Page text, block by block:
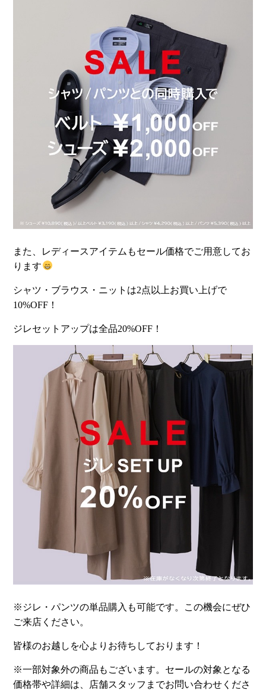
また、レディースアイテムもセール価格でご用意してお
ります
シャツ・ブラウス・ニットは2点以上お買い上げで
10%OFF！
ジレセットアップは全品20%OFF！
※ジレ・パンツの単品購入も可能です。この機会にぜひ
ご来店ください。
皆様のお越しを心よりお待ちしております！
※一部対象外の商品もございます。セールの対象となる
価格帯や詳細は、店舗スタッフまでお問い合わせくださ